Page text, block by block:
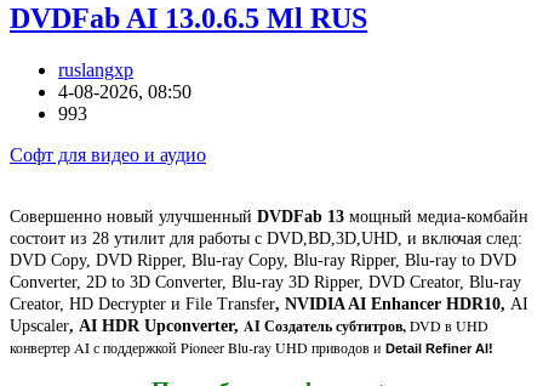
DVDFab AI 13.0.6.5 Ml RUS
ruslangxp
4-08-2026, 08:50
993
Софт для видео и аудио
Cовершенно новый улучшенный DVDFab 13 мощный медиа-комбайн
состоит из 28 утилит для работы с DVD,BD,3D,UHD, и включая след:
DVD Copy, DVD Ripper, Blu-ray Copy, Blu-ray Ripper, Blu-ray to DVD
Converter, 2D to 3D Converter, Blu-ray 3D Ripper, DVD Creator, Blu-ray
Creator, HD Decrypter и File Transfer, NVIDIA AI Enhancer HDR10, AI
Upscaler, AI HDR Upconverter, AI Создатель субтитров,DVD в UHD
конвертер AI с поддержкой Pioneer Blu-ray UHD приводов и Detail Refiner AI!